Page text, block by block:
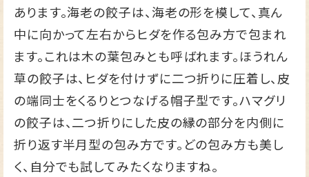
あります。海老の餃子は、海老の形を模して、真ん
中に向かって左右からヒダを作る包み方で包まれ
ます。これは木の葉包みとも呼ばれます。ほうれん
草の餃子は、ヒダを付けずに二つ折りに圧着し、皮
の端同士をくるりとつなげる帽子型です。ハマグリ
の餃子は、二つ折りにした皮の縁の部分を内側に
折り返す半月型の包み方です。どの包み方も美し
く、自分でも試してみたくなりますね。